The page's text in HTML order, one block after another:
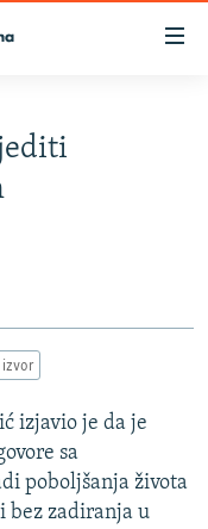
izvor
izjavio je da je
sa
poboljšanja života
bez zadiranja u